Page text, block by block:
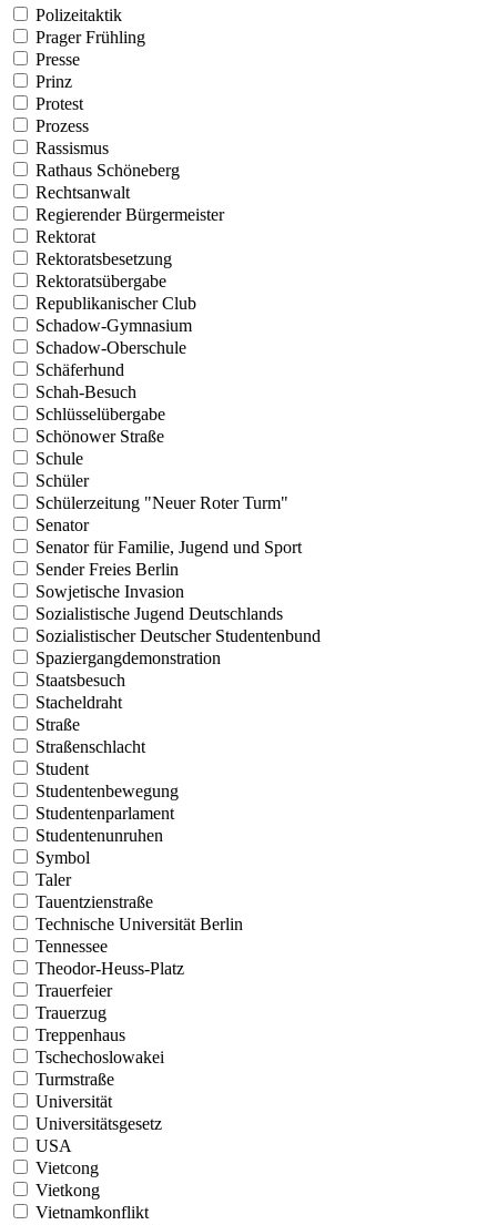
Polizeitaktik
Prager Frühling
Presse
Prinz
Protest
Prozess
Rassismus
Rathaus Schöneberg
Rechtsanwalt
Regierender Bürgermeister
Rektorat
Rektoratsbesetzung
Rektoratsübergabe
Republikanischer Club
Schadow-Gymnasium
Schadow-Oberschule
Schäferhund
Schah-Besuch
Schlüsselübergabe
Schönower Straße
Schule
Schüler
Schülerzeitung "Neuer Roter Turm"
Senator
Senator für Familie, Jugend und Sport
Sender Freies Berlin
Sowjetische Invasion
Sozialistische Jugend Deutschlands
Sozialistischer Deutscher Studentenbund
Spaziergangdemonstration
Staatsbesuch
Stacheldraht
Straße
Straßenschlacht
Student
Studentenbewegung
Studentenparlament
Studentenunruhen
Symbol
Taler
Tauentzienstraße
Technische Universität Berlin
Tennessee
Theodor-Heuss-Platz
Trauerfeier
Trauerzug
Treppenhaus
Tschechoslowakei
Turmstraße
Universität
Universitätsgesetz
USA
Vietcong
Vietkong
Vietnamkonflikt